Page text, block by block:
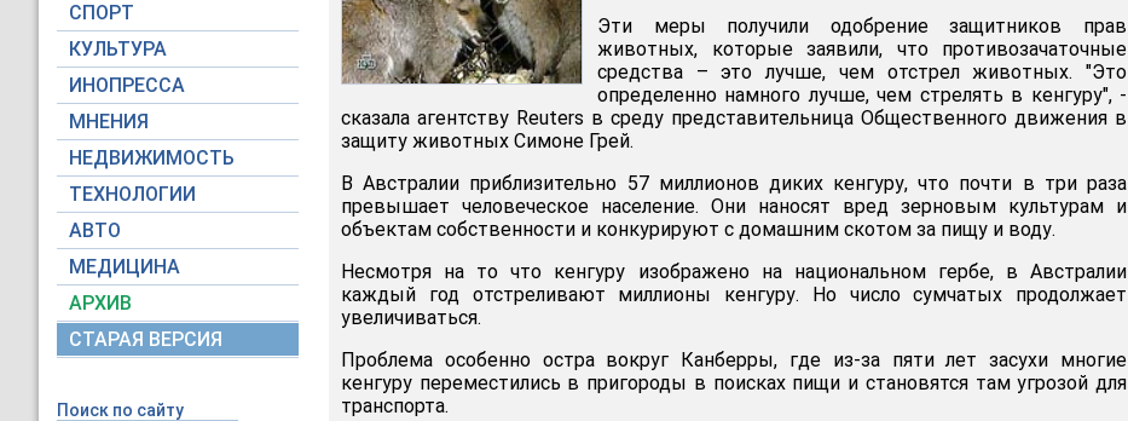
СПОРТ
КУЛЬТУРА
ИНОПРЕССА
МНЕНИЯ
НЕДВИЖИМОСТЬ
ТЕХНОЛОГИИ
АВТО
МЕДИЦИНА
АРХИВ
СТАРАЯ ВЕРСИЯ
Поиск по сайту
Эти меры получили одобрение защитников прав
животных, которые заявили, что противозачаточные
средства – это лучше, чем отстрел животных. "Это
определенно намного лучше, чем стрелять в кенгуру", -
сказала агентству Reuters в среду представительница Общественного движения в
защиту животных Симоне Грей.
В Австралии приблизительно 57 миллионов диких кенгуру, что почти в три раза
превышает человеческое население. Они наносят вред зерновым культурам и
объектам собственности и конкурируют с домашним скотом за пищу и воду.
Несмотря на то что кенгуру изображено на национальном гербе, в Австралии
каждый год отстреливают миллионы кенгуру. Но число сумчатых продолжает
увеличиваться.
Проблема особенно остра вокруг Канберры, где из-за пяти лет засухи многие
кенгуру переместились в пригороды в поисках пищи и становятся там угрозой для
транспорта.